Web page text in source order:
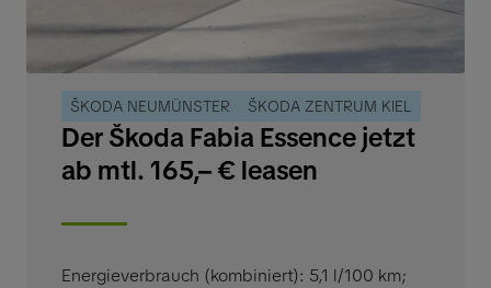
ŠKODA NEUMÜNSTER ŠKODA ZENTRUM KIEL
Der Škoda Fabia Essence jetzt
ab mtl. 165,– € leasen
Energieverbrauch (kombiniert): 5,1 l/100 km;